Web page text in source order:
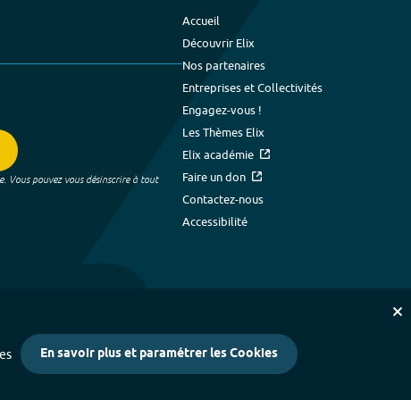
Vous pouvez vous désinscrire à tout
Accueil
Découvrir Elix
Nos partenaires
Entreprises et Collectivités
Engagez-vous !
Les Thèmes Elix
Elix académie
Faire un don
Contactez-nous
Accessibilité
En savoir plus et paramétrer les Cookies